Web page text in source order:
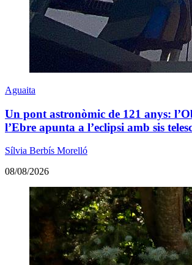
Aguaita
Un pont astronòmic de 121 anys:
l’Ebre apunta a l’eclipsi amb sis
Sílvia Berbís Morelló
08/08/2026